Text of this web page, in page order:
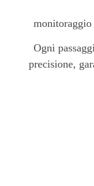
monitoraggio
Ogni
precisione,